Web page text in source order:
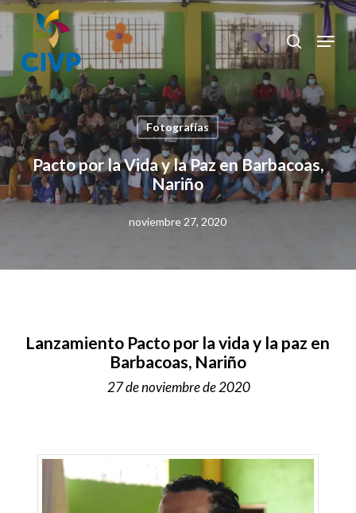
Skip
main
content
search
Menu
Fotografías
Pacto por la Vida y la Paz en Barbacoas,
Nariño
noviembre 27, 2020
Lanzamiento Pacto por la vida y la paz en
Barbacoas, Nariño
27 de noviembre de 2020
Close
Menu